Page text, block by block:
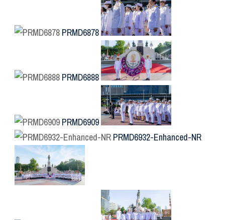
PRMD6878
PRMD6888
PRMD6909
PRMD6932-Enhanced-NR